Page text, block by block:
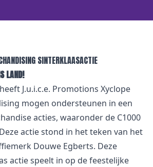
SINTERKLAASACTIE
LAND!
J.u.i.c.e. Promotions Xyclope
mogen ondersteunen in een
acties, waaronder de C1000
actie stond in het teken van het
Douwe Egberts. Deze
actie speelt in op de feestelijke